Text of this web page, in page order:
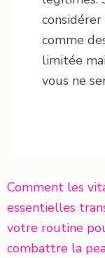
considérer
comme
limitée
vous ne
Navigation
de
l’article
Comment les
essentielles
votre routine
combattre la